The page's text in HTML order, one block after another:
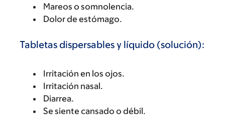
Mareos o somnolencia.
Dolor de estómago.
Tabletas dispersables y líquido (solución):
Irritación en los ojos.
Irritación nasal.
Diarrea.
Se siente cansado o débil.